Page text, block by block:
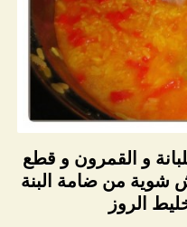
و القمرون و قطع
شوية من ضامة البنة
الروز